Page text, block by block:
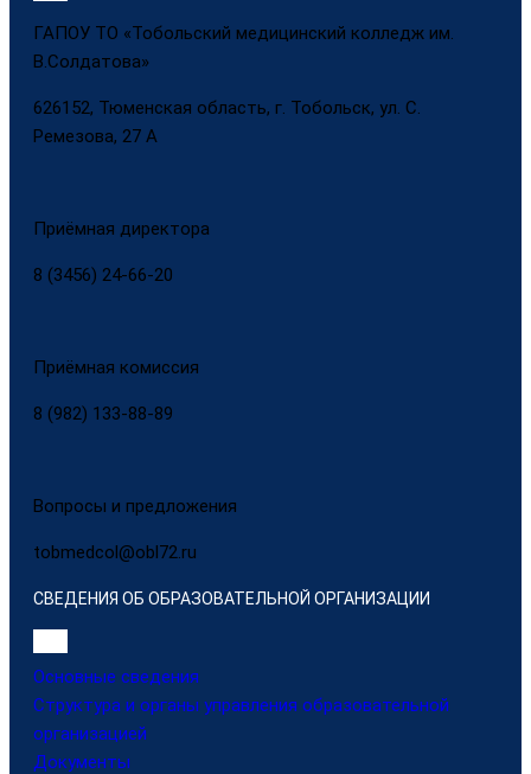
ГАПОУ ТО «Тобольский медицинский колледж им.
В.Солдатова»
626152, Тюменская область, г. Тобольск, ул. С.
Ремезова, 27 А
Приёмная директора
8 (3456) 24-66-20
Приёмная комиссия
8 (982) 133-88-89
Вопросы и предложения
tobmedcol@obl72.ru
СВЕДЕНИЯ ОБ ОБРАЗОВАТЕЛЬНОЙ ОРГАНИЗАЦИИ
Основные сведения
Структура и органы управления образовательной
организацией
Документы